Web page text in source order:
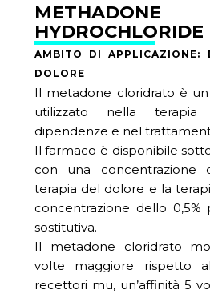
METHADONE
AMBITO DI APPLICAZIONE:
DOLORE
Il metadone cloridrato è
utilizzato nella terapia
dipendenze e nel
Il farmaco è disponibile
con una concentrazione
terapia del dolore e la
concentrazione dello
sostitutiva.
Il metadone cloridrato
volte maggiore rispetto
recettori mu, un’affinità 5